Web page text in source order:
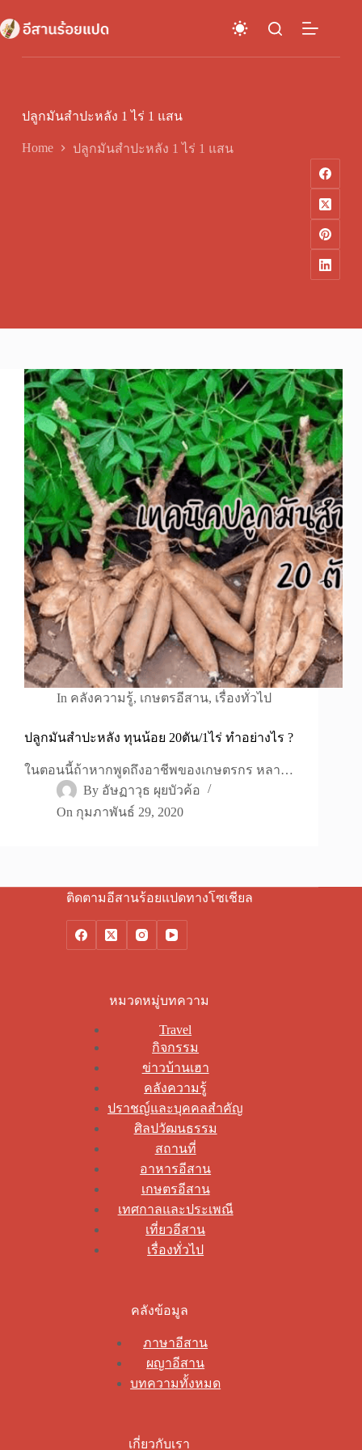
to
content
ปลูกมันสำปะหลัง 1 ไร่ 1 แสน
Home ปลูกมันสำปะหลัง 1 ไร่ 1 แสน
In คลังความรู้, เกษตรอีสาน, เรื่องทั่วไป
ปลูกมันสำปะหลัง ทุนน้อย 20ตัน/1ไร่ ทำอย่างไร ?
ในตอนนี้ถ้าหากพูดถึงอาชีพของเกษตรกร หลา…
By อัษฏาวุธ ผุยบัวค้อ
On กุมภาพันธ์ 29, 2020
ติดตามอีสานร้อยแปดทางโซเชียล
หมวดหมู่บทความ
Travel
กิจกรรม
ข่าวบ้านเฮา
คลังความรู้
ปราชญ์และบุคคลสำคัญ
ศิลปวัฒนธรรม
สถานที่
อาหารอีสาน
เกษตรอีสาน
เทศกาลและประเพณี
เที่ยวอีสาน
เรื่องทั่วไป
คลังข้อมูล
ภาษาอีสาน
ผญาอีสาน
บทความทั้งหมด
เกี่ยวกับเรา